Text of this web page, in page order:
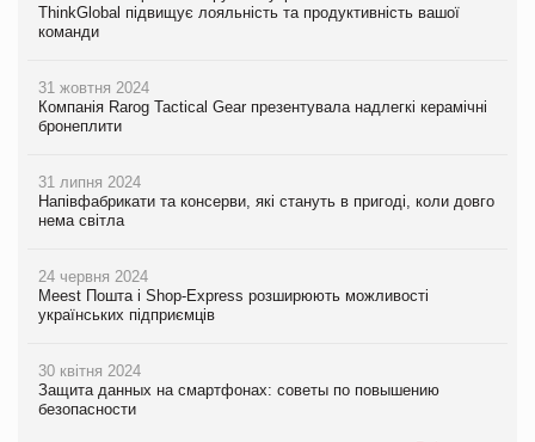
ThinkGlobal підвищує лояльність та продуктивність вашої
команди
31 жовтня 2024
Компанія Rarog Tactical Gear презентувала надлегкі керамічні
бронеплити
31 липня 2024
Напівфабрикати та консерви, які стануть в пригоді, коли довго
нема світла
24 червня 2024
Meest Пошта і Shop-Express розширюють можливості
українських підприємців
30 квітня 2024
Защита данных на смартфонах: советы по повышению
безопасности